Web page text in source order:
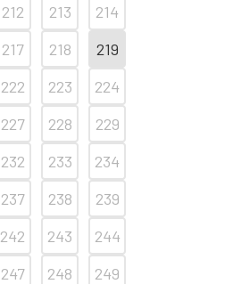
212 213
214
217 218
219
222 223
224
227 228
229
232 233
234
237 238
239
242 243
244
247 248
249